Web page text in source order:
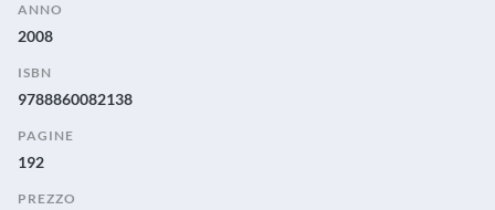
ANNO
2008
ISBN
9788860082138
PAGINE
192
PREZZO